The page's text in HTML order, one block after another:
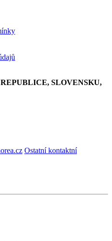
SLOVENSKU,
Ostatní kontaktní